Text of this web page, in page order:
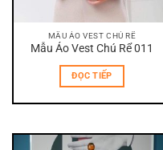
MẪU ÁO VEST CHÚ RỂ
Mẫu Áo Vest Chú Rể 011
ĐỌC TIẾP